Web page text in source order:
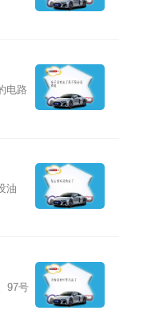
电路
油
97号